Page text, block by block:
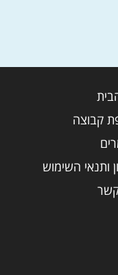
קבוצה
ותנאי השימוש